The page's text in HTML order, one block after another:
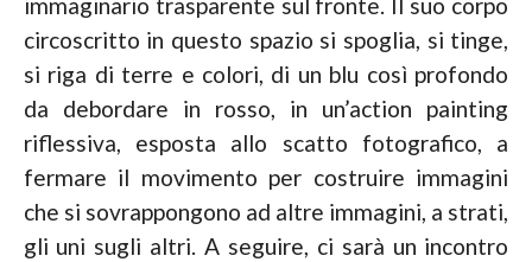
circoscritto in questo spazio si spoglia, si tinge,
si riga di terre e colori, di un blu così profondo
da debordare in rosso, in un’action painting
riflessiva, esposta allo scatto fotografico, a
fermare il movimento per costruire immagini
che si sovrappongono ad altre immagini, a strati,
gli uni sugli altri. A seguire, ci sarà un incontro